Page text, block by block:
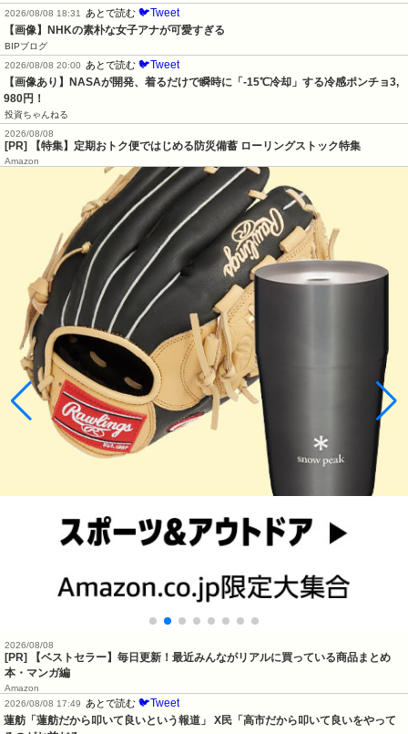
2026/08/08 18:31
あとで読む 🐦Tweet
【画像】NHKの素朴な女子アナが可愛すぎる
BIPブログ
2026/08/08 20:00
あとで読む 🐦Tweet
【画像あり】NASAが開発、着るだけで瞬時に「-15℃冷却」する冷感ポンチョ3,
980円！
投資ちゃんねる
2026/08/08
[PR] 【特集】定期おトク便ではじめる防災備蓄 ローリングストック特集
Amazon
2026/08/08
[PR] 【ベストセラー】毎日更新！最近みんながリアルに買っている商品まとめ
本・マンガ編
Amazon
2026/08/08 17:49
あとで読む 🐦Tweet
蓮舫「蓮舫だから叩いて良いという報道」 X民「高市だから叩いて良いをやって